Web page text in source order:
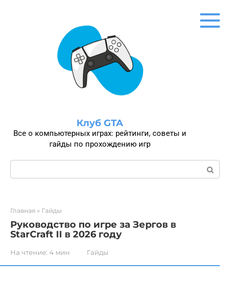
Клуб GTA
Все о компьютерных играх: рейтинги, советы и
гайды по прохождению игр
Поиск:
Главная » Гайды
Руководство по игре за Зергов в
StarCraft II в 2026 году
На чтение: 4 мин Гайды